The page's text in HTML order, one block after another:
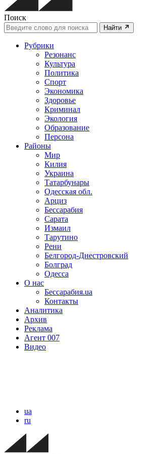
Поиск
Найти
Рубрики
Резонанс
Культура
Политика
Спорт
Экономика
Здоровье
Криминал
Экология
Образование
Персона
Районы
Мир
Килия
Украина
Татарбунары
Одесская обл.
Арциз
Бессарабия
Сарата
Измаил
Тарутино
Рени
Белгород-Днестровский
Болград
Одесса
О нас
Бессарабия.ua
Контакты
Аналитика
Архив
Реклама
Агент 007
Видео
ua
ru